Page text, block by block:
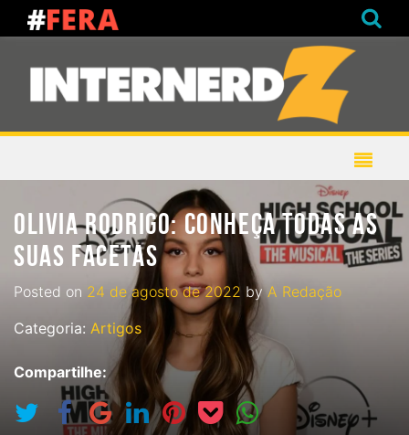
OLIVIA RODRIGO: CONHEÇA TODAS AS
SUAS FACETAS
Posted on 24 de agosto de 2022 byA Redação
Categoria: Artigos
Compartilhe: